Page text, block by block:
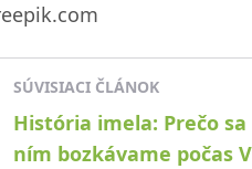
SÚVISIACI ČLÁNOK
História imela: Prečo sa
ním bozkávame počas